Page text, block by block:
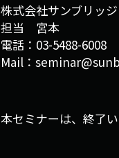
株式会社サンブリッジ
担当 宮本
電話：03-5488-6008
Mail：
本セミナーは、終了い